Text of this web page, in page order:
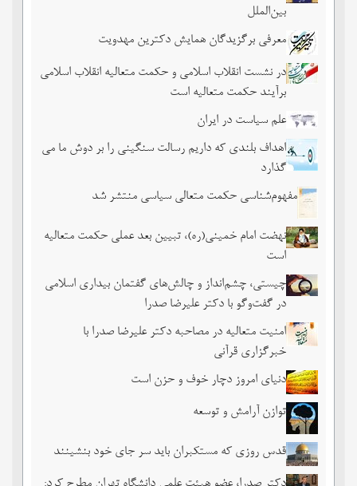
بین‌الملل
معرفی برگزیدگان همایش دکترین مهدویت
در نشست انقلاب اسلامی و حکمت متعالیه انقلاب اسلامی
برآیند حکمت متعالیه است
علم سیاست در ایران
اهداف بلندی که داریم رسالت سنگینی را بر دوش ما می
گذارد
مفهوم‌شناسی حکمت متعالی سیاسی منتشر شد
نهضت امام خمینی(ره)، تبیین بعد عملی حکمت متعالیه
است
چیستی، چشم‌انداز و چالش‌های گفتمان بیداری اسلامی
در گفت‌وگو با دکتر علیرضا صدرا
امنیت متعالیه در مصاحبه دکتر علیرضا صدرا با
خبرگزاری قرآنی
دنیای امروز دچار خوف و حزن است
توازن آرامش و توسعه
قدس روزی که مستکبران باید سر جای خود بنشینند